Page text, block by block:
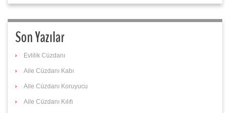
Son Yazılar
Evlilik Cüzdanı
Aile Cüzdanı Kabı
Aile Cüzdanı Koruyucu
Aile Cüzdanı Kılıfı